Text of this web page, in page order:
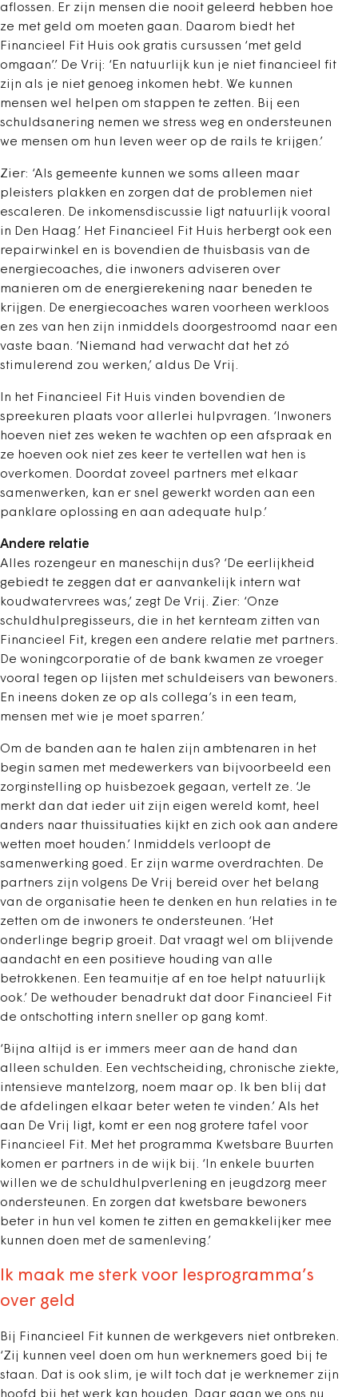
aflossen. Er zijn mensen die nooit geleerd hebben hoe
ze met geld om moeten gaan. Daarom biedt het
Financieel Fit Huis ook gratis cursussen ‘met geld
omgaan’.’ De Vrij: ‘En natuurlijk kun je niet financieel fit
zijn als je niet genoeg inkomen hebt. We kunnen
mensen wel helpen om stappen te zetten. Bij een
schuldsanering nemen we stress weg en ondersteunen
we mensen om hun leven weer op de rails te krijgen.’
Zier: ‘Als gemeente kunnen we soms alleen maar
pleisters plakken en zorgen dat de problemen niet
escaleren. De inkomensdiscussie ligt natuurlijk vooral
in Den Haag.’ Het Financieel Fit Huis herbergt ook een
repairwinkel en is bovendien de thuisbasis van de
energiecoaches, die inwoners adviseren over
manieren om de energierekening naar beneden te
krijgen. De energiecoaches waren voorheen werkloos
en zes van hen zijn inmiddels doorgestroomd naar een
vaste baan. ‘Niemand had verwacht dat het zó
stimulerend zou werken,’ aldus De Vrij.
In het Financieel Fit Huis vinden bovendien de
spreekuren plaats voor allerlei hulpvragen. ‘Inwoners
hoeven niet zes weken te wachten op een afspraak en
ze hoeven ook niet zes keer te vertellen wat hen is
overkomen. Doordat zoveel partners met elkaar
samenwerken, kan er snel gewerkt worden aan een
panklare oplossing en aan adequate hulp.’
Andere relatie
Alles rozengeur en maneschijn dus? ‘De eerlijkheid
gebiedt te zeggen dat er aanvankelijk intern wat
koudwatervrees was,’ zegt De Vrij. Zier: ‘Onze
schuldhulpregisseurs, die in het kernteam zitten van
Financieel Fit, kregen een andere relatie met partners.
De woningcorporatie of de bank kwamen ze vroeger
vooral tegen op lijsten met schuldeisers van bewoners.
En ineens doken ze op als collega’s in een team,
mensen met wie je moet sparren.’
Om de banden aan te halen zijn ambtenaren in het
begin samen met medewerkers van bijvoorbeeld een
zorginstelling op huisbezoek gegaan, vertelt ze. ‘Je
merkt dan dat ieder uit zijn eigen wereld komt, heel
anders naar thuissituaties kijkt en zich ook aan andere
wetten moet houden.’ Inmiddels verloopt de
samenwerking goed. Er zijn warme overdrachten. De
partners zijn volgens De Vrij bereid over het belang
van de organisatie heen te denken en hun relaties in te
zetten om de inwoners te ondersteunen. ‘Het
onderlinge begrip groeit. Dat vraagt wel om blijvende
aandacht en een positieve houding van alle
betrokkenen. Een teamuitje af en toe helpt natuurlijk
ook.’ De wethouder benadrukt dat door Financieel Fit
de ontschotting intern sneller op gang komt.
‘Bijna altijd is er immers meer aan de hand dan
alleen schulden. Een vechtscheiding, chronische ziekte,
intensieve mantelzorg, noem maar op. Ik ben blij dat
de afdelingen elkaar beter weten te vinden.’ Als het
aan De Vrij ligt, komt er een nog grotere tafel voor
Financieel Fit. Met het programma Kwetsbare Buurten
komen er partners in de wijk bij. ‘In enkele buurten
willen we de schuldhulpverlening en jeugdzorg meer
ondersteunen. En zorgen dat kwetsbare bewoners
beter in hun vel komen te zitten en gemakkelijker mee
kunnen doen met de samenleving.’
Ik maak me sterk voor lesprogramma’s
over geld
Bij Financieel Fit kunnen de werkgevers niet ontbreken.
‘Zij kunnen veel doen om hun werknemers goed bij te
staan. Dat is ook slim, je wilt toch dat je werknemer zijn
hoofd bij het werk kan houden. Daar gaan we ons nu